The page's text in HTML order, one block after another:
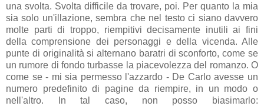
una svolta. Svolta difficile da trovare, poi. Per quanto la mia
sia solo un'illazione, sembra che nel testo ci siano davvero
molte parti di troppo, riempitivi decisamente inutili ai fini
della comprensione dei personaggi e della vicenda. Alle
punte di originalità si alternano baratri di sconforto, come se
un rumore di fondo turbasse la piacevolezza del romanzo. O
come se - mi sia permesso l'azzardo - De Carlo avesse un
numero predefinito di pagine da riempire, in un modo o
nell'altro. In tal caso, non posso biasimarlo: